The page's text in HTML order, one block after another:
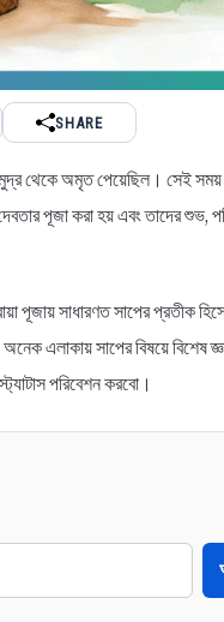
SHARE
থেকে অমৃত পেয়েছিল। সেই
পূজা করা হয় এবং তাদের শুভ,
পূজায় সাধারণত সাপের প্রতীক
এলাকায় সাপের বিষয়ে বিশেষ
পরিবেশন করবো।